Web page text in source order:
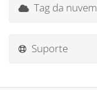
Tag da nuvem
Suporte